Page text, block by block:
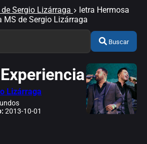
Sergio Lizárraga
letra Hermosa
MS de Sergio Lizárraga
Buscar
Lizárraga
2013-10-01